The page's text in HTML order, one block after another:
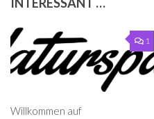
INTERESSANT …
1
Willkommen auf